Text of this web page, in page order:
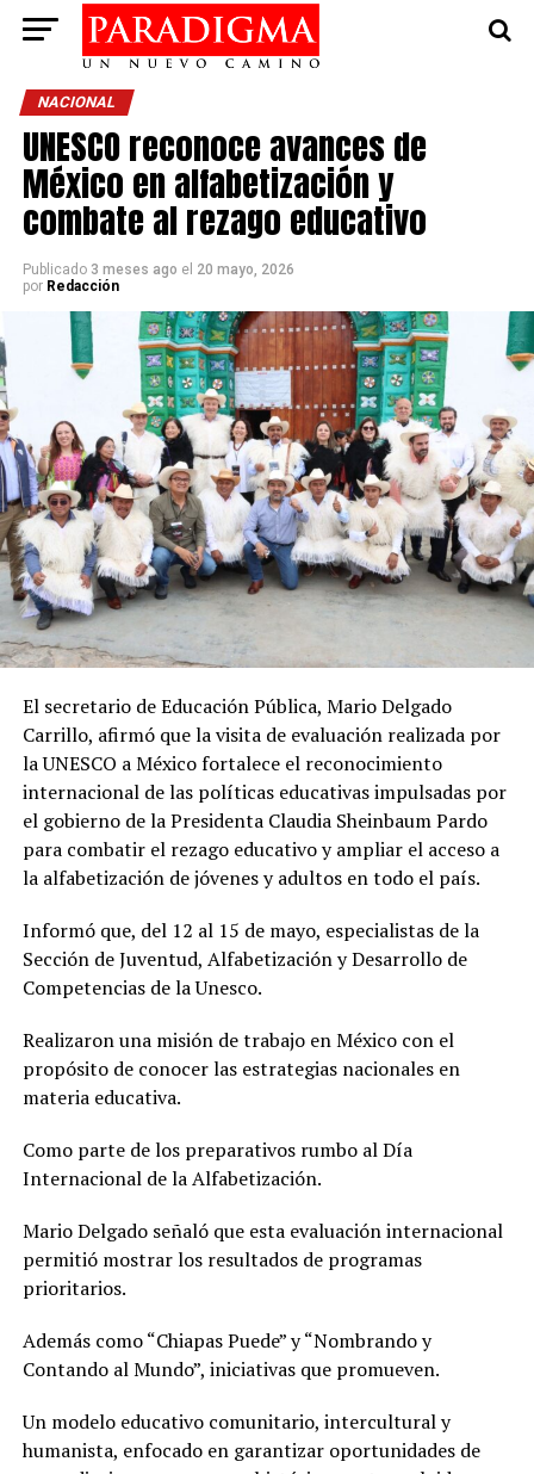
NACIONAL
UNESCO reconoce avances de
México en alfabetización y
combate al rezago educativo
Publicado 3 meses ago el 20 mayo, 2026
por Redacción
El secretario de Educación Pública, Mario Delgado
Carrillo, afirmó que la visita de evaluación realizada por
la UNESCO a México fortalece el reconocimiento
internacional de las políticas educativas impulsadas por
el gobierno de la Presidenta Claudia Sheinbaum Pardo
para combatir el rezago educativo y ampliar el acceso a
la alfabetización de jóvenes y adultos en todo el país.
Informó que, del 12 al 15 de mayo, especialistas de la
Sección de Juventud, Alfabetización y Desarrollo de
Competencias de la Unesco.
Realizaron una misión de trabajo en México con el
propósito de conocer las estrategias nacionales en
materia educativa.
Como parte de los preparativos rumbo al Día
Internacional de la Alfabetización.
Mario Delgado señaló que esta evaluación internacional
permitió mostrar los resultados de programas
prioritarios.
Además como “Chiapas Puede” y “Nombrando y
Contando al Mundo”, iniciativas que promueven.
Un modelo educativo comunitario, intercultural y
humanista, enfocado en garantizar oportunidades de